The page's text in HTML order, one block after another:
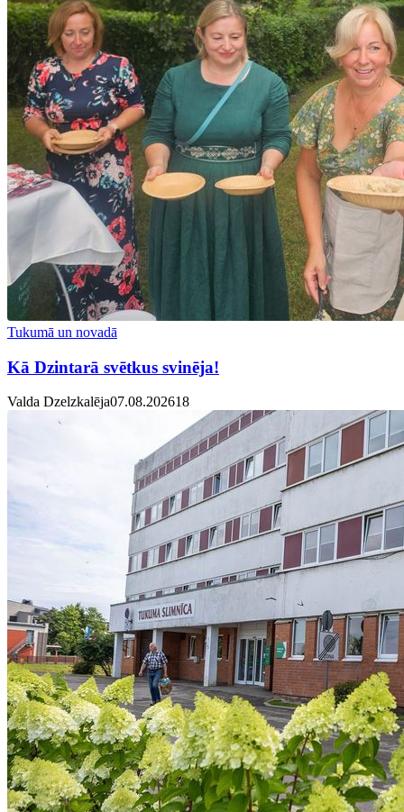
Tukumā un novadā
Kā Dzintarā svētkus svinēja!
Valda Dzelzkalēja07.08.202618